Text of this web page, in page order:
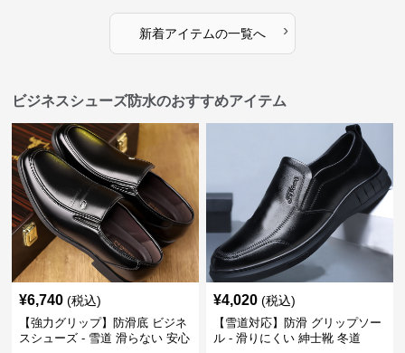
新着アイテムの一覧へ ›
ビジネスシューズ防水のおすすめアイテム
¥6,740 (税込)
【強力グリップ】防滑底 ビジネ
スシューズ - 雪道 滑らない 安心
¥4,020 (税込)
【雪道対応】防滑 グリップソー
ル - 滑りにくい 紳士靴 冬道